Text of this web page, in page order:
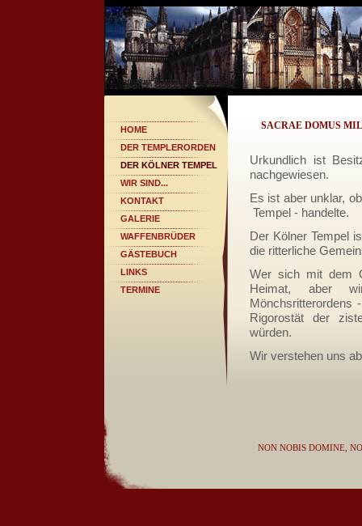
SACRAE DOMUS
HOME
DER TEMPLERORDEN
DER KÖLNER TEMPEL
WIR SIND...
KONTAKT
GALERIE
WAFFENBRÜDER
GÄSTEBUCH
LINKS
TERMINE
Urkundlich ist
nachgewiesen.
Es ist aber unklar,
Tempel - handelte.
Der Kölner Tempel
die ritterliche
Wer sich mit dem
Heimat, aber
Mönchsritterordens
Rigorostät der
würden.
Wir verstehen uns
NON NOBIS DOMINE,